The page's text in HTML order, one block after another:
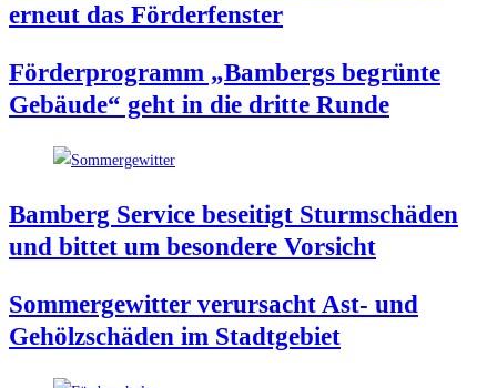
erneut das Förderfenster
För­der­pro­gramm „Bam­bergs begrün­te
Gebäu­de“ geht in die drit­te Runde
Bam­berg Ser­vice besei­tigt Sturm­schä­den
und bit­tet um beson­de­re Vorsicht
Som­mer­ge­wit­ter ver­ur­sacht Ast- und
Gehölz­schä­den im Stadtgebiet